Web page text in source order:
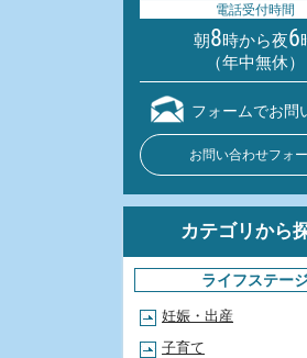
電話受付時間
朝8時から夜6
（年中無休）
フォームでお問
お問い合わせフォ
カテゴリから
ライフステー
妊娠・出産
子育て